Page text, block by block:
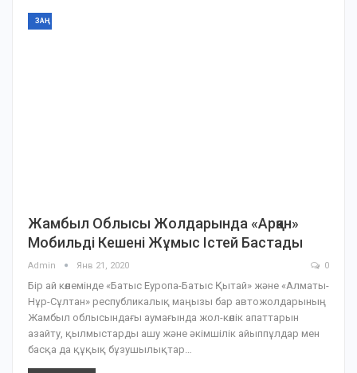
ЗАҢ
Жамбыл Облысы Жолдарында «Арқан»
Мобильді Кешені Жұмыс Істей Бастады
Admin Янв 21, 2020 0
Бір ай көлемінде «Батыс Еуропа-Батыс Қытай» және «Алматы-
Нұр-Сұлтан» республикалық маңызы бар автожолдарының
Жамбыл облысындағы аумағында жол-көлік апаттарын
азайту, қылмыстарды ашу және әкімшілік айыппұлдар мен
басқа да құқық бұзушылықтар…